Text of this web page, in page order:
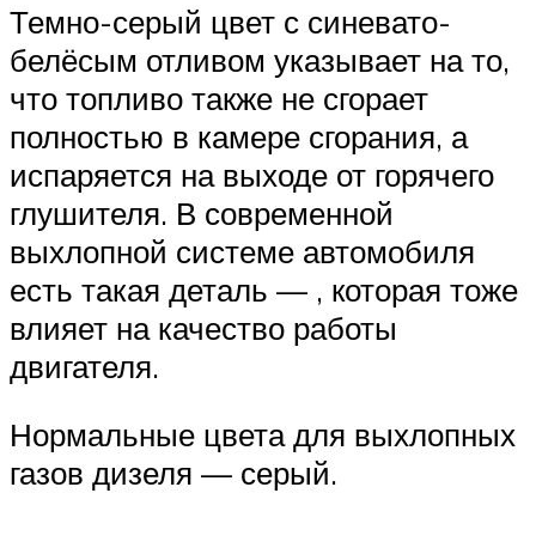
Темно-серый цвет с синевато-
белёсым отливом указывает на то,
что топливо также не сгорает
полностью в камере сгорания, а
испаряется на выходе от горячего
глушителя. В современной
выхлопной системе автомобиля
есть такая деталь — , которая тоже
влияет на качество работы
двигателя.
Нормальные цвета для выхлопных
газов дизеля — серый.